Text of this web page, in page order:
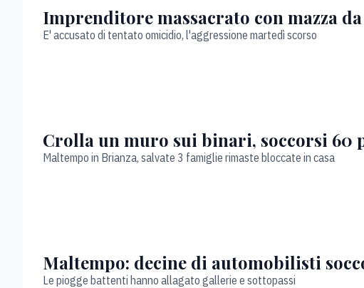
Imprenditore massacrato con mazza
E' accusato di tentato omicidio, l'aggressione martedì scorso
Crolla un muro sui binari, soccorsi 60
Maltempo in Brianza, salvate 3 famiglie rimaste bloccate in casa
Maltempo: decine di automobilisti
Le piogge battenti hanno allagato gallerie e sottopassi